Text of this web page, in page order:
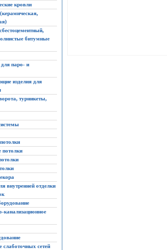
кровли
битумные
паро- и
изделия для
турникеты,
внутренней отделки
канализационное
слаботочных сетей